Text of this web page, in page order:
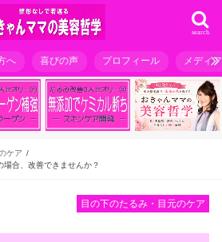
search
へ 喜びの声 プロフィール メディ
ケア
場合、改善できませんか？
目の下のたるみ・目元のケア